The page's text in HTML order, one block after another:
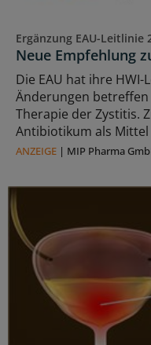
Ergänzung EAU-Leitlinie
Neue Empfehlung
Die EAU hat ihre
Änderungen
Therapie der Zystitis.
Antibiotikum als
ANZEIGE | MIP Pharma